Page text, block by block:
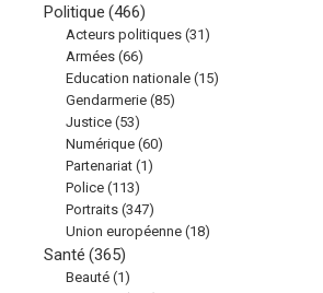
Politique (466)
Acteurs politiques (31)
Armées (66)
Education nationale (15)
Gendarmerie (85)
Justice (53)
Numérique (60)
Partenariat (1)
Police (113)
Portraits (347)
Union européenne (18)
Santé (365)
Beauté (1)